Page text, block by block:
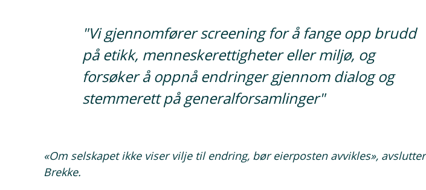
"Vi gjennomfører screening for å fange opp brudd
på etikk, menneskerettigheter eller miljø, og
forsøker å oppnå endringer gjennom dialog og
stemmerett på generalforsamlinger"
«Om selskapet ikke viser vilje til endring, bør eierposten avvikles», avslutter
Brekke.